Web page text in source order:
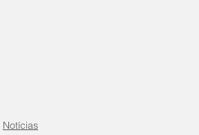
Notícias